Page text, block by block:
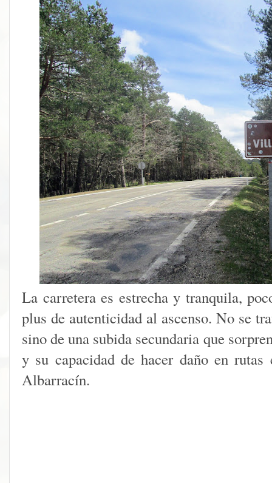
La carretera es estrecha y tranquila,
plus de autenticidad al ascenso. No se
sino de una subida secundaria que
y su capacidad de hacer daño en rutas
Albarracín.